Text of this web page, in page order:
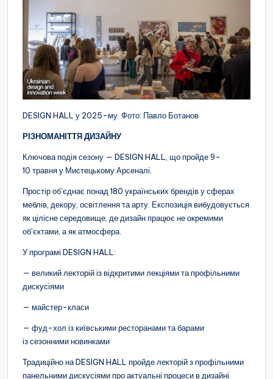
DESIGN HALL у 2025-му. Фото: Павло Ботанов
РІЗНОМАНІТТЯ ДИЗАЙНУ
Ключова подія сезону — DESIGN HALL, що пройде 9-
10 травня у Мистецькому Арсеналі.
Простір об’єднає понад 180 українських брендів у сферах
меблів, декору, освітлення та арту. Експозиція вибудовується
як цілісне середовище, де дизайн працює не окремими
об’єктами, а як атмосфера.
У програмі DESIGN HALL:
— великий лекторій із відкритими лекціями та профільними
дискусіями
— майстер-класи
— фуд-хол із київськими ресторанами та барами
із сезонними новинками
Традиційно на DESIGN HALL пройде лекторій з профільними
панельними дискусіями про актуальні процеси в дизайні